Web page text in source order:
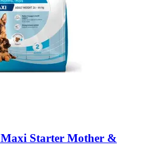
Maxi Starter Mother &